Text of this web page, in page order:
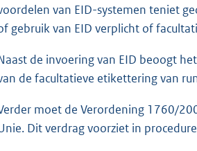
van EID-systemen teniet
gebruik van EID verplicht of
de invoering van EID beoogt
de facultatieve etikettering van
moet de Verordening 1760/
Dit verdrag voorziet in